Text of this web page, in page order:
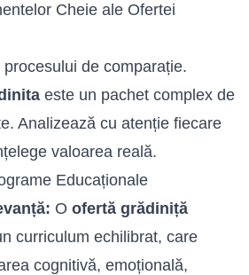
Cheie ale Ofertei
de comparație.
este un pachet complex de
Analizează cu atenție fiecare
valoarea reală.
Educaționale
O ofertă grădiniță
curriculum echilibrat, care
cognitivă, emoțională,